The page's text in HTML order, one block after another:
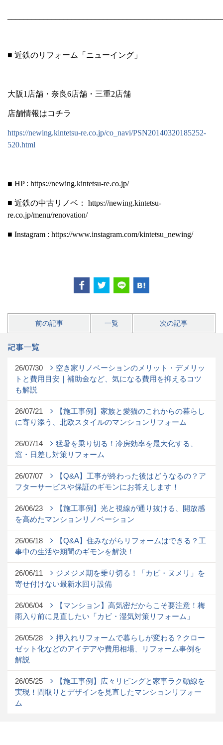
■ 近鉄のリフォーム「ニューイング」
大阪1 店舗・奈良6店舗・三重2店舗
店舗情報はコチラ
https://newing.kintetsu-re.co.jp/co_navi/PSN20140320185252-
520.html
■ HP : https://newing.kintetsu-re.co.jp/
■ 近鉄の中古リノベ：
https://newing.kintetsu-
re.co.jp/menu/renovation/
■ Instagram : https://www.instagram.com/kintetsu_newing/
前の記事 一覧 次の記事
記事一覧
26/07/30
空き家リノベーションのメリット・デメリッ
トと費用目安｜補助金など、気になる費用を抑えるコツ
も解説
26/07/21
【施工事例】家族と愛猫のこれからの暮らし
に寄り添う、北欧スタイルのマンションリフォーム
26/07/14
猛暑を乗り切る！冷房効率を最大化する、
窓・日差し対策リフォーム
26/07/07
【Q&A】工事が終わった後はどうなるの？ア
フターサービスや保証のギモンにお答えします！
26/06/23
【施工事例】光と視線が通り抜ける、開放感
を高めたマンションリノベーション
26/06/18
【Q&A】住みながらリフォームはできる？工
事中の生活や期間のギモンを解決！
26/06/11
ジメジメ期を乗り切る！「カビ・ヌメリ」を
寄せ付けない最新水回り設備
26/06/04
【マンション】高気密だからこそ要注意！梅
雨入り前に見直したい「カビ・湿気対策リフォーム」
26/05/28
押入れリフォームで暮らしが変わる？クロー
ゼット化などのアイデアや費用相場、リフォーム事例を
解説
26/05/25
【施工事例】広々リビングと家事ラク動線を
実現！間取りとデザインを見直したマンションリフォー
ム